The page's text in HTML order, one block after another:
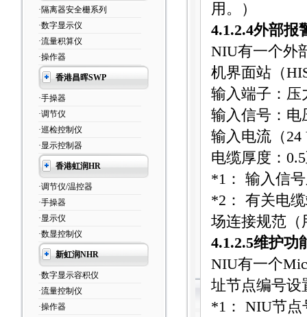
·隔离器安全栅系列
·数字显示仪
·流量积算仪
·操作器
香港昌晖SWP
·手操器
·调节仪
·巡检控制仪
·显示控制器
香港虹润HR
·调节仪/温控器
·手操器
·显示仪
·数显控制仪
新虹润NHR
·数字显示容积仪
·流量控制仪
·操作器
用。）
4.1.2.4外部报
NIU有一个外
机界面站（
输入端子：压
输入信号：电
输入电流（24
电缆厚度： 0.5
*1 ：
输入信
*2 ：
有关电
场连接规范（
4.1.2.5维护功
NIU有一个
址节点编号设
*1 ： NIU节点